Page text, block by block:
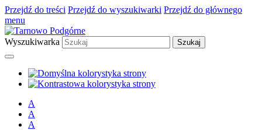
Przejdź do treści Przejdź do wyszukiwarki Przejdź do głównego
menu
Wyszukiwarka
A
A
A